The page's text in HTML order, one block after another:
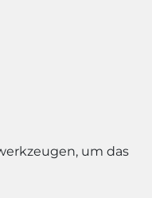
um das